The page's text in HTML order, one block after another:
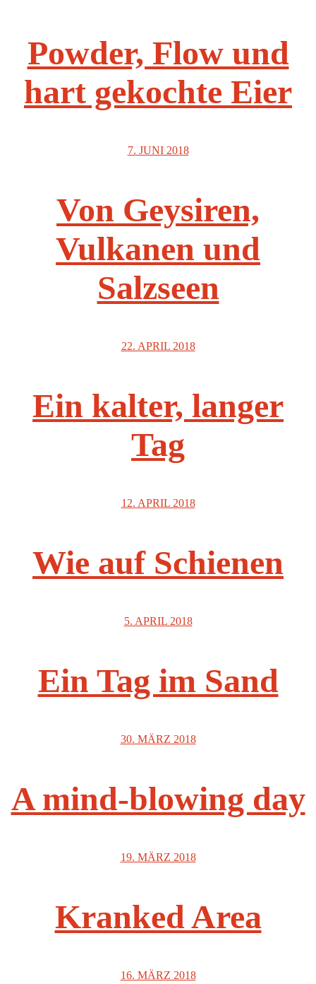
Powder, Flow und
hart gekochte Eier
7. JUNI 2018
Von Geysiren,
Vulkanen und
Salzseen
22. APRIL 2018
Ein kalter, langer
Tag
12. APRIL 2018
Wie auf Schienen
5. APRIL 2018
Ein Tag im Sand
30. MÄRZ 2018
A mind-blowing day
19. MÄRZ 2018
Kranked Area
16. MÄRZ 2018